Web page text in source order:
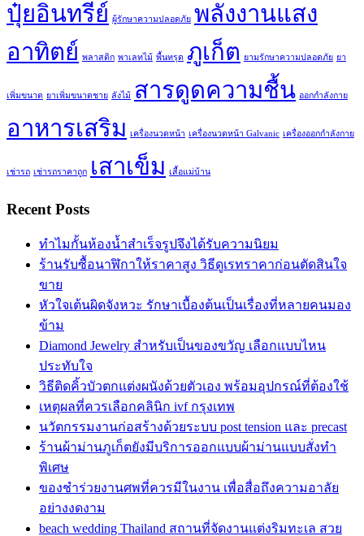
ปุ๋ยอินทรีย์ ผู้รักษาความปลอดภัย พลังงานแสง
อาทิตย์ พลาสติก พาเลทไม้ พื้นทรุด ภูเก็ต ยามรักษาความปลอดภัย ยา
เพิ่มขนาด ยาเพิ่มขนาดชาย ลังไม้ สารดูดความชื้น ออกกำลังกาย
อาหารเสริม เครื่องนวดหน้า เครื่องนวดหน้า Galvanic เครื่องออกกำลังกาย
เช่ารถ เช่ารถราคาถูก เสาเข็ม เสื้อแม่บ้าน
Recent Posts
ทำไมกั้นห้องน้ำสำเร็จรูปจึงได้รับความนิยม
ร้านรับซื้อนาฬิกาให้ราคาสูง วิธีดูเรทราคาก่อนตัดสินใจ
ขาย
หัวใจเต้นผิดจังหวะ รักษาเบื้องต้นเป็นเรื่องที่หลายคนมอง
ข้าม
Diamond Jewelry สำหรับเป็นของขวัญ เลือกแบบไหน
ประทับใจ
วิธีติดคิ้วบัวตกแต่งผนังด้วยตัวเอง พร้อมอุปกรณ์ที่ต้องใช้
เหตุผลที่ควรเลือกคลินิก ivf กรุงเทพ
นวัตกรรมงานก่อสร้างด้วยระบบ post tension และ precast
ร้านผ้าม่านภูเก็ตยังมีบริการออกแบบผ้าม่านแบบสั่งทำ
พิเศษ
ของชำร่วยงานศพที่ควรมีในงาน เพื่อสื่อถึงความอาลัย
อย่างงดงาม
beach wedding Thailand สถานที่จัดงานแต่งริมทะเล สวย